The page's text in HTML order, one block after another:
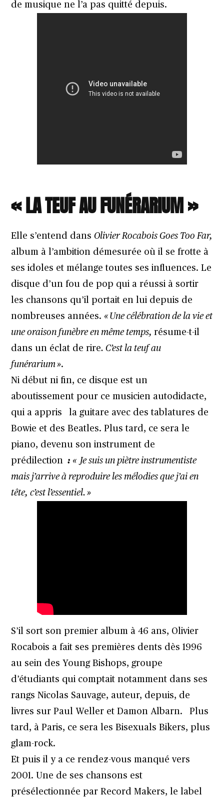
de musique ne l’a pas quitté depuis.
« LA TEUF AU FUNÉRARIUM »
Elle s’entend dansOlivier Rocabois Goes Too Far,
album à l’ambition démesurée où il se frotte à
ses idoles et mélange toutes ses influences. Le
disque d’un fou de pop qui a réussi à sortir
les chansons qu’il portait en lui depuis de
nombreuses années. « Une célébration de la vie et
une oraison funèbre en même temps,résume-t-il
dans un éclat de rire. C’est la teuf au
funérarium ».
Ni début ni fin, ce disque est un
aboutissement pour ce musicien autodidacte,
qui a appris la guitare avec des tablatures de
Bowie et des Beatles. Plus tard, ce sera le
piano, devenu son instrument de
prédilection: « Je suis un piètre instrumentiste
mais j’arrive à reproduire les mélodies que j’ai en
tête, c’est l’essentiel. »
S’il sort son premier album à 46 ans, Olivier
Rocabois a fait ses premières dents dès 1996
au sein des Young Bishops, groupe
d’étudiants qui comptait notamment dans ses
rangs Nicolas Sauvage, auteur, depuis, de
livres sur Paul Weller et Damon Albarn. Plus
tard, à Paris, ce sera les Bisexuals Bikers, plus
glam-rock.
Et puis il y a ce rendez-vous manqué vers
2001. Une de ses chansons est
présélectionnée par Record Makers, le label